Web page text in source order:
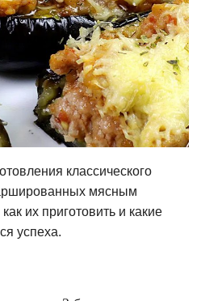
классического
мясным
их приготовить и какие
успеха.